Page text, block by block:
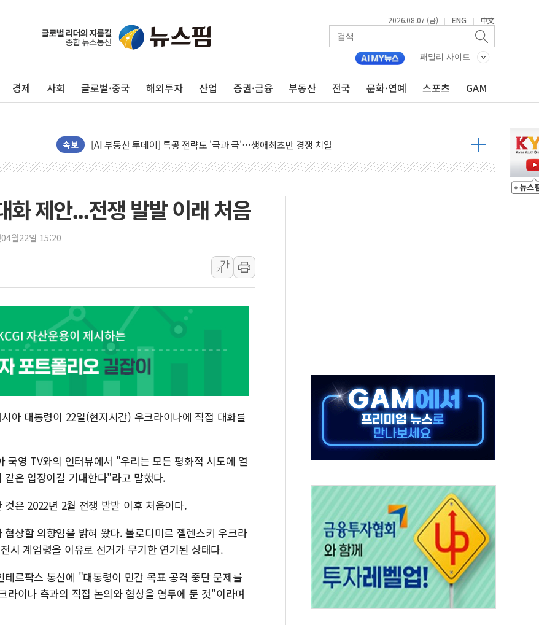
2026.08.07 (금) | ENG | 中文
패밀리 사이트
경제 사회 글로벌·중국 해외투자 산업 증권·금융 부동산 전국 문화·연예 스포츠 GAM
속보
황희 '폐버스 청년주택' SNS 글 역풍에 "정부정책 아냐" 해명
폭염 누그러지고 가뭄 숙지나...경북동해안권 8~9일 최대 100mm 호우
신길동 신축도 3.3㎡당 7250만원…써밋 클라비온 59㎡ 18억원대
용산공원·그린벨트로 또 충돌…반복되는 국토부-서울시 '정책 엇박자'
[코인시황] 비트코인 6만4000달러대 횡보…고래·ETF 매수에도 고유가·금리·입법 지연 '삼중 부담'
[베트남 증시] 유동성 부진 지속, 강보합 마감...석유·가스주 올랐지만 빈그룹이 상쇄
후티 반군, 예멘 정부군과 사우디 동시 공격… 위기 고조되는 또 다른 중동 화약고
42.5도 역대급 폭염…동물들도 특별식으로 여름나기 [뉴스핌 줌인]
포스코홀딩스, 포스코인터·DX 지분 일부 매각
태국 학교서 중학생 총기 난사...최소 7명 사망
40.2도 찍은 서울 등 폭염중대경보 해제…누적 온열질환자 2872명
"文정부 악몽 재현 안돼"...李 부동산 세제안에 與 내부서 '총선·대선 직격탄' 우려
신세계사이먼 '대구 프리미엄 아울렛' 건립 '본궤도'
李대통령, 호우 피해 경북 안동·의성 특별재난지역 선포
'변기 수리' 집주인에게 흉기 휘두른 30대 세입자…경찰, 현행범 체포
워트, 상반기 영업이익 30억원
화 제안...전쟁 발발 이래 처음
월22일 15:20
가
가
아 대통령이 22일(현지시간) 우크라이나에 직접 대화를
국영 TV와의 인터뷰에서 "우리는 모든 평화적 시도에 열
은 입장이길 기대한다"라고 말했다.
은 2022년 2월 전쟁 발발 이후 처음이다.
상할 의향임을 밝혀 왔다. 볼로디미르 젤렌스키 우크라
시 계엄령을 이유로 선거가 무기한 연기된 상태다.
르팍스 통신에 "대통령이 민간 목표 공격 중단 문제를
라이나 측과의 직접 논의와 협상을 염두에 둔 것"이라며